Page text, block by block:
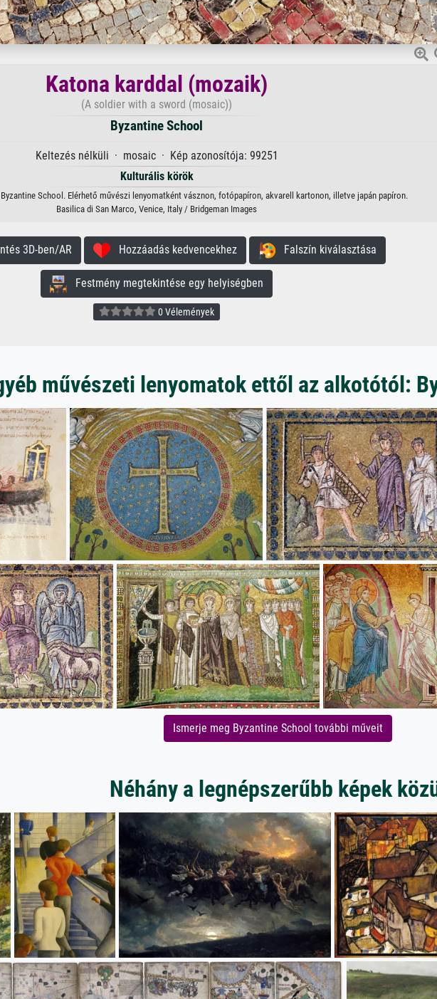
Katona karddal (mozaik)
(A soldier with a sword (mosaic))
Byzantine School
Keltezés nélküli · mosaic · Kép azonosítója: 99251
Kulturális körök
School. Elérhető művészi lenyomatként vásznon, fotópapíron, akvarell kartonon, illetve japán papíron.
Basilica di San Marco, Venice, Italy / Bridgeman Images
3D-ben/AR Hozzáadás kedvencekhez Falszín kiválasztása
Festmény megtekintése egy helyiségben
0 Vélemények
művészeti lenyomatok ettől az alkotótól:
Ismerje meg Byzantine School további műveit
Néhány a legnépszerűbb képek